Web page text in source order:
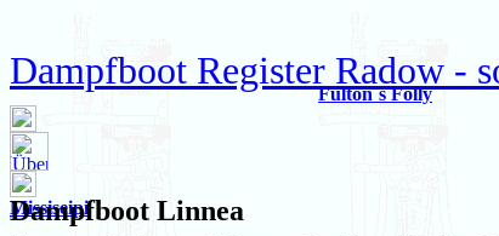
Dampfboot Register Radow -
Fulton`s Folly
Missiseipi
Dampfboot Linnea